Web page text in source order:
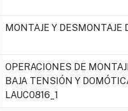
MONTAJE Y
OPERACIONES DE
BAJA TENSIÓN Y
LAUC0816_1